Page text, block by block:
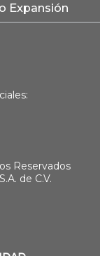
Expansión
Reservados
de C.V.